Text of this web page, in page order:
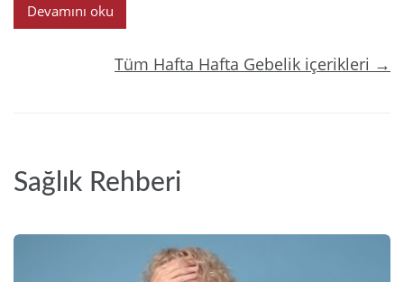
Devamını oku
Tüm Hafta Hafta Gebelik içerikleri →
Sağlık Rehberi